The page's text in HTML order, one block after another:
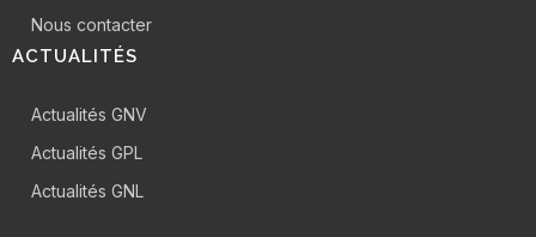
Nous contacter
ACTUALITÉS
Actualités GNV
Actualités GPL
Actualités GNL